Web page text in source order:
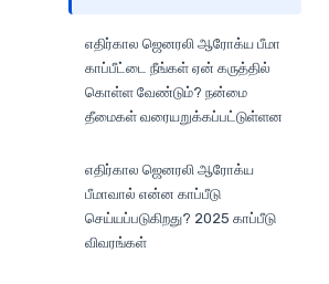
எதிர்கால ஜெனரலி ஆரோக்ய பீமா
காப்பீட்டை நீங்கள் ஏன் கருத்தில்
கொள்ள வேண்டும்? நன்மை
தீமைகள் வரையறுக்கப்பட்டுள்ளன
எதிர்கால ஜெனரலி ஆரோக்ய
பீமாவால் என்ன காப்பீடு
செய்யப்படுகிறது? 2025 காப்பீடு
விவரங்கள்